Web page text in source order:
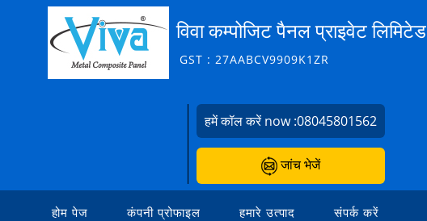
विवा कम्पोजिट पैनल प्राइवेट लिमिटेड
GST : 27AABCV9909K1ZR
हमें कॉल करें now :08045801562
जांच भेजें
होम पेज कंपनी प्रोफाइल हमारे उत्पाद संपर्क करें